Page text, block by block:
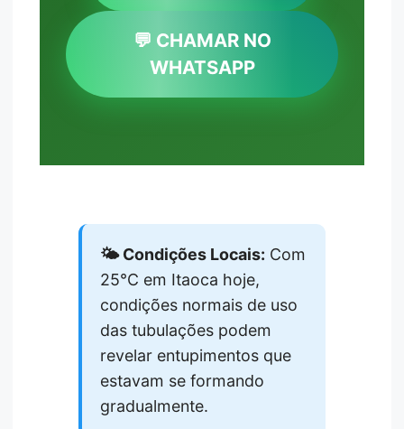
💬 CHAMAR NO
WHATSAPP
🌤️ Condições Locais: Com
25°C em Itaoca hoje,
condições normais de uso
das tubulações podem
revelar entupimentos que
estavam se formando
gradualmente.